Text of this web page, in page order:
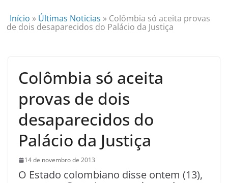
Início » Últimas Noticias » Colômbia só aceita provas
de dois desaparecidos do Palácio da Justiça
Colômbia só aceita
provas de dois
desaparecidos do
Palácio da Justiça
14 de novembro de 2013
O Estado colombiano disse ontem (13),